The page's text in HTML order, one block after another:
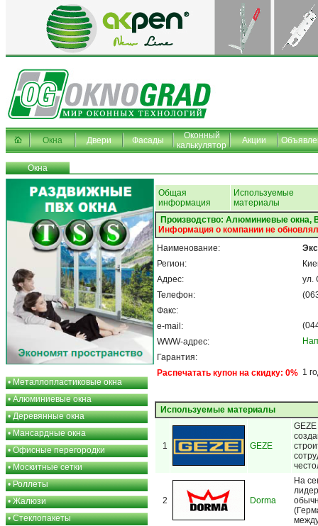
Окна Двери Фасады
Оконный
калькулятор
Акции
Окна
•Металлопластиковые окна
•Алюминиевые окна
•Деревянные окна
•Мансардные окна
•Офисные перегородки
•Москитные сетки
•Роллеты
•Жалюзи
•Стеклопакеты
Общая
информация
Используемые
материалы
Производство: Алюминиевые
Информация о компании не
Наименование:
Регион:
Адрес:
Телефон:
Факс:
e-mail:
WWW-адрес:
Гарантия:
Распечатать купон на скидку: 0%
ул.
1
Используемые материалы
1 GEZE
2 Dorma
На